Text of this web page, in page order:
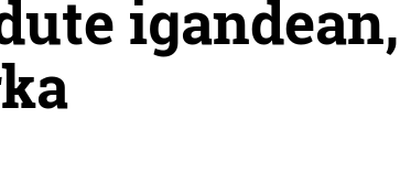
igandean,